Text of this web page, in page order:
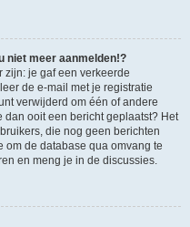
niet meer aanmelden!?
zijn: je gaf een verkeerde
de e-mail met je registratie
verwijderd om één of andere
dan ooit een bericht geplaatst? Het
die nog geen berichten
de database qua omvang te
en meng je in de discussies.